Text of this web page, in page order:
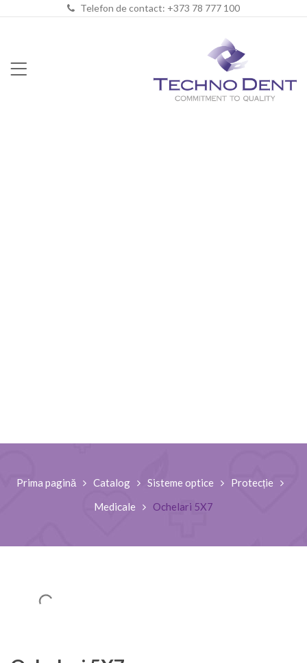
Telefon de contact: +373 78 777 100
Prima pagină Catalog Sisteme optice
Protecție
Medicale
Ochelari 5X7